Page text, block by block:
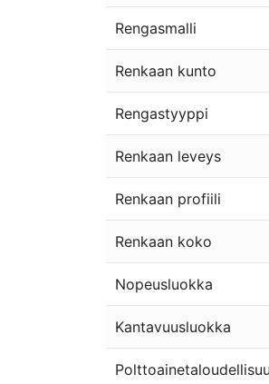
Rengasmalli
Renkaan kunto
Rengastyyppi
Renkaan leveys
Renkaan profiili
Renkaan koko
Nopeusluokka
Kantavuusluokka